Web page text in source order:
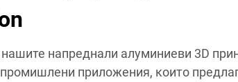
напреднали алуминиеви 3D
приложения, които